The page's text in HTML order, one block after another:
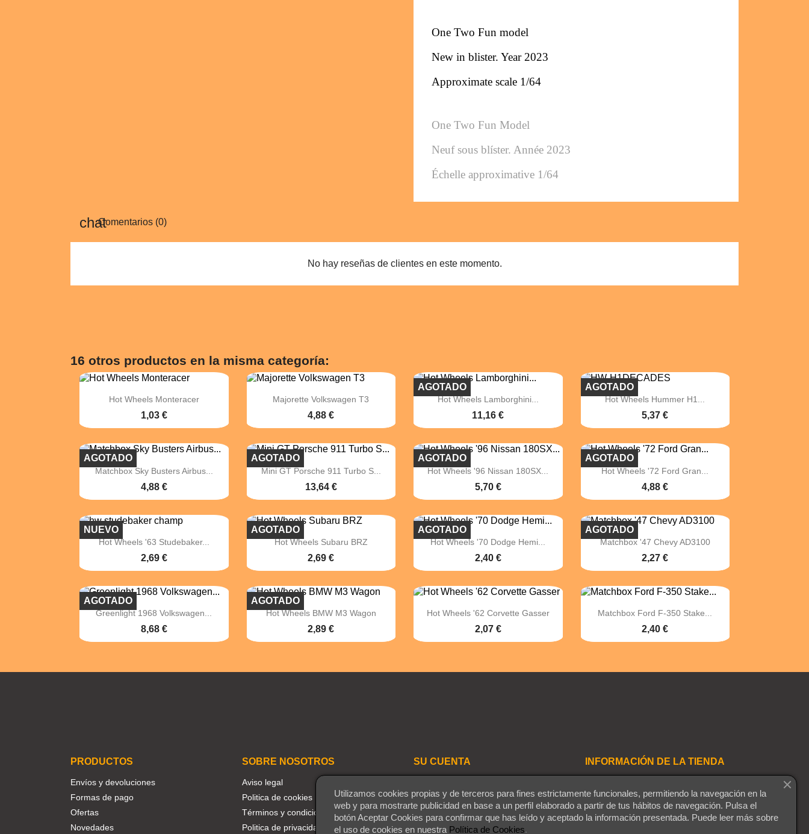
One Two Fun model
New in blister. Year 2023
Approximate scale 1/64
One Two Fun Model
Neuf sous blíster. Année 2023
Échelle approximative 1/64
Comentarios (0)
No hay reseñas de clientes en este momento.
16 otros productos en la misma categoría:
 Vista rápida
Hot Wheels Monteracer
1,03 €
 Vista rápida
Majorette Volkswagen T3
4,88 €
 Vista rápida
Hot Wheels Lamborghini...
11,16 €
AGOTADO
 Vista rápida
Hot Wheels Hummer H1...
5,37 €
AGOTADO
 Vista rápida
Matchbox Sky Busters Airbus...
4,88 €
AGOTADO
 Vista rápida
Mini GT Porsche 911 Turbo S...
13,64 €
AGOTADO
 Vista rápida
Hot Wheels '96 Nissan 180SX...
5,70 €
AGOTADO
 Vista rápida
Hot Wheels '72 Ford Gran...
4,88 €
AGOTADO
 Vista rápida
Hot Wheels '63 Studebaker...
2,69 €
NUEVO
 Vista rápida
Hot Wheels Subaru BRZ
2,69 €
AGOTADO
 Vista rápida
Hot Wheels '70 Dodge Hemi...
2,40 €
AGOTADO
 Vista rápida
Matchbox '47 Chevy AD3100
2,27 €
AGOTADO
 Vista rápida
Greenlight 1968 Volkswagen...
8,68 €
AGOTADO
 Vista rápida
Hot Wheels BMW M3 Wagon
2,89 €
AGOTADO
 Vista rápida
Hot Wheels '62 Corvette Gasser
2,07 €
 Vista rápida
Matchbox Ford F-350 Stake...
2,40 €
PRODUCTOS
Envíos y devoluciones
Formas de pago
Ofertas
Novedades
SOBRE NOSOTROS
Aviso legal
Politica de cookies
Términos y condiciones
Politica de privacidad
SU CUENTA
Iniciar sesión
Crear una cuenta
Mis alertas
INFORMACIÓN DE LA TIENDA
Montequinto
41089 Dos Hermanas
Sevilla
Utilizamos cookies propias y de terceros para fines estrictamente funcionales, permitiendo la navegación en la
web y para mostrarte publicidad en base a un perfil elaborado a partir de tus hábitos de navegación. Pulsa el
botón Aceptar Cookies para confirmar que has leído y aceptado la información presentada. Puede leer más sobre
el uso de cookies en nuestra Política de Cookies.